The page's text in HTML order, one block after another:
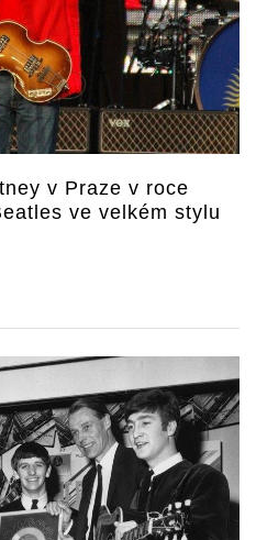
v Praze v roce
ve velkém stylu